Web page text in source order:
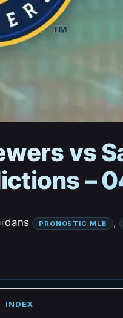
vs
–
dans PRONOSTIC MLB ,
INDEX